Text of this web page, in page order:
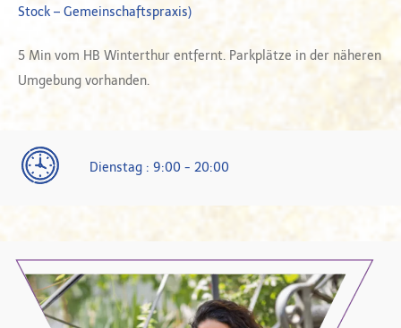
Stock – Gemeinschaftspraxis)
5 Min vom HB Winterthur entfernt. Parkplätze in der näheren
Umgebung vorhanden.
Dienstag : 9:00 - 20:00